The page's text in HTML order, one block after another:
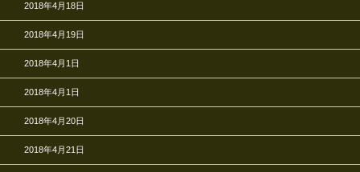
2018年4月18日
2018年4月19日
2018年4月1日
2018年4月1日
2018年4月20日
2018年4月21日